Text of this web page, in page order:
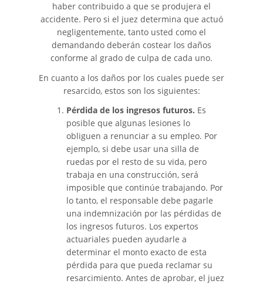
haber contribuido a que se produjera el
accidente. Pero si el juez determina que actuó
negligentemente, tanto usted como el
demandando deberán costear los daños
conforme al grado de culpa de cada uno.
En cuanto a los daños por los cuales puede ser
resarcido, estos son los siguientes:
Pérdida de los ingresos futuros. Es
posible que algunas lesiones lo
obliguen a renunciar a su empleo. Por
ejemplo, si debe usar una silla de
ruedas por el resto de su vida, pero
trabaja en una construcción, será
imposible que continúe trabajando. Por
lo tanto, el responsable debe pagarle
una indemnización por las pérdidas de
los ingresos futuros. Los expertos
actuariales pueden ayudarle a
determinar el monto exacto de esta
pérdida para que pueda reclamar su
resarcimiento. Antes de aprobar, el juez